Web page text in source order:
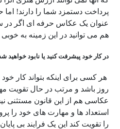
پرداخت دستمزد شما را دارند!
عنوان یک عکاس حرفه ای اگر
هم می توانید در این زمینه به
در کار خود پیشرفت کنید یا نابود خواهید
هر کسی برای اینکه بتواند کار خود
روز باشد و مرتب در حال تقویت
عکاسی هم از این قانون مستثنی
استعداد ها و مهارت های خود
را تقویت کند این یک فرایند بی